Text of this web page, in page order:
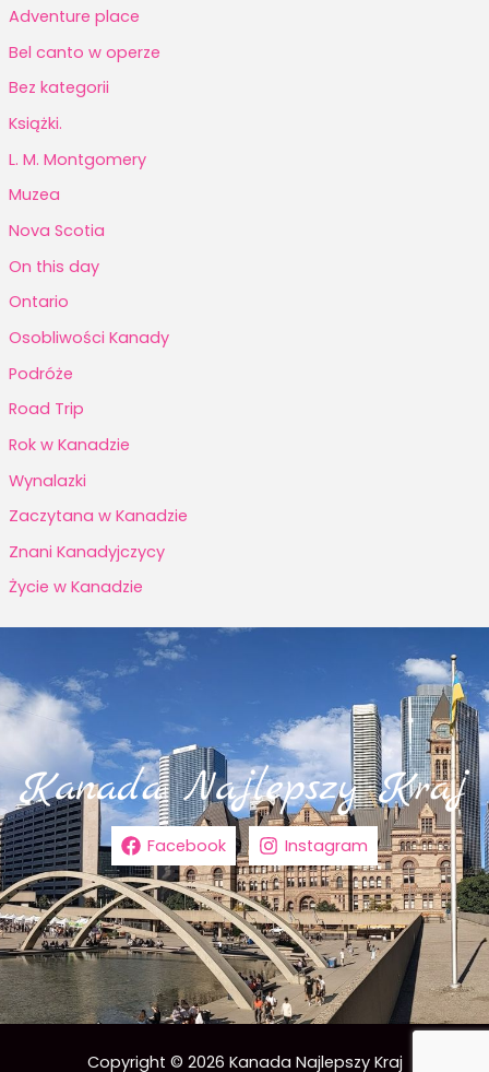
Adventure place
Bel canto w operze
Bez kategorii
Książki.
L. M. Montgomery
Muzea
Nova Scotia
On this day
Ontario
Osobliwości Kanady
Podróże
Road Trip
Rok w Kanadzie
Wynalazki
Zaczytana w Kanadzie
Znani Kanadyjczycy
Życie w Kanadzie
Facebook Instagram
Copyright © 2026 Kanada Najlepszy Kraj